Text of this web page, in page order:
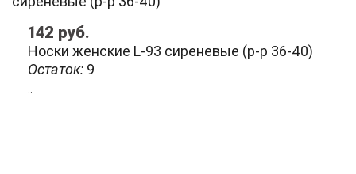
Остаток: 9
Носки женские L-93 сиреневые (р-р 36-40)
142 руб.